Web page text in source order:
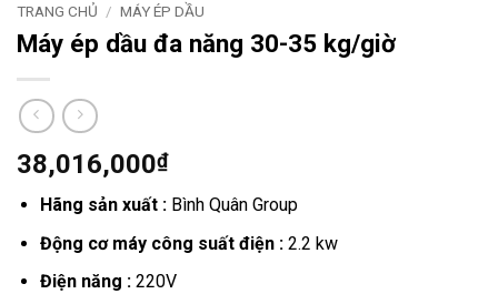
TRANG CHỦ / MÁY ÉP DẦU
Máy ép dầu đa năng 30-35 kg/giờ
38,016,000₫
Hãng sản xuất : Bình Quân Group
Động cơ máy công suất điện : 2.2 kw
Điện năng :220V